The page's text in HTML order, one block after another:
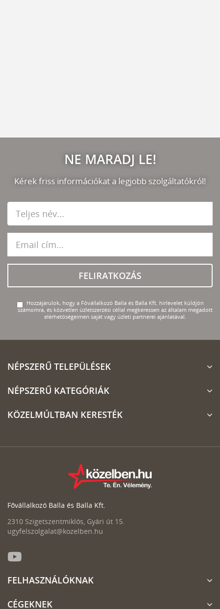
NE MARADJ LE!
Kérek friss információkat a legjobb szolgáltatókról!
FELIRATKOZÁS
Hozzájárulok, hogy a Fővállalkozó Balla és Balla Kft. hírlevelet küldjön
számomra, és közvetlen üzletszerzési céllal megkeressen az általam megadott
elérhetőségeimen saját vagy üzleti partnerei ajánlatával.
NÉPSZERŰ TELEPÜLÉSEK
NÉPSZERŰ KATEGÓRIÁK
KÖZELMÚLTBAN KERESTÉK
Fővállalkozó Balla és Balla Kft.
2310 Szigetszentmiklós, Gyári út 15.
ugyfelszolgalat@kozelben.hu
FELHASZNÁLÓKNAK
CÉGEKNEK